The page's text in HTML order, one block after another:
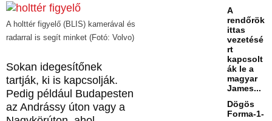
A holttér figyelő (BLIS) kamerával és
radarral is segít minket (Fotó: Volvo)
Sokan idegesítőnek
tartják, ki is kapcsolják.
Pedig például Budapesten
az Andrássy úton vagy a
A
rendőrök
ittas
vezetésé
rt
kapcsolt
ák le a
magyar
James...
Dögös
Forma-1-